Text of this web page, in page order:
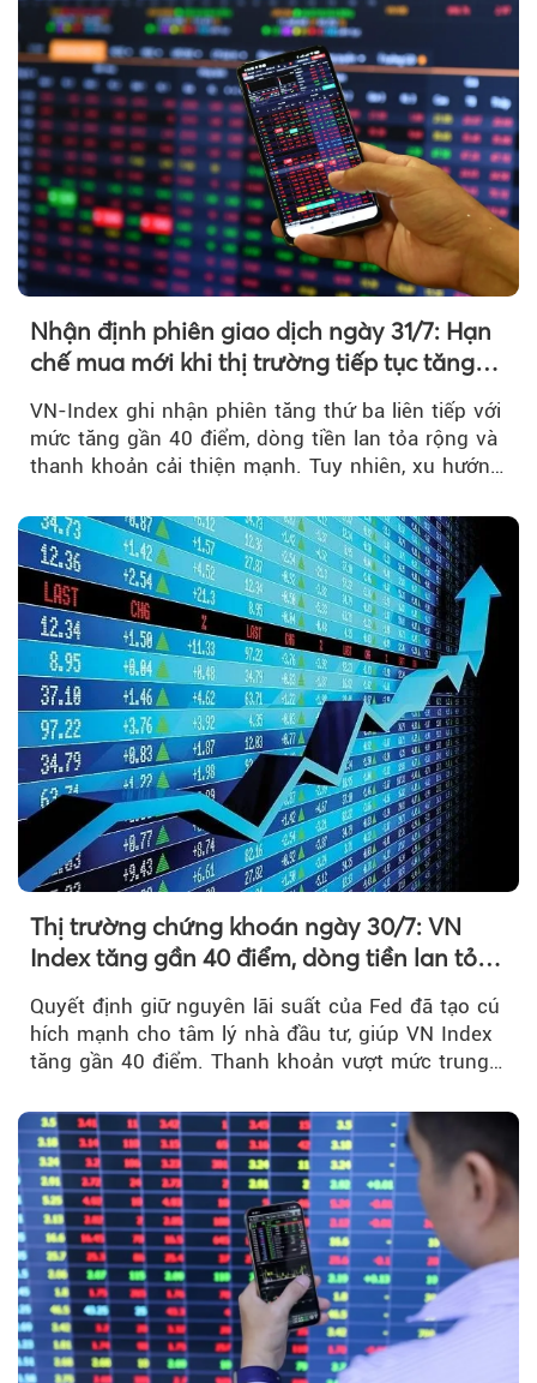
Nhận định phiên giao dịch ngày 31/7: Hạn
chế mua mới khi thị trường tiếp tục tăng
VN-Index ghi nhận phiên tăng thứ ba liên tiếp với
mức tăng gần 40 điểm, dòng tiền lan tỏa rộng và
thanh khoản cải thiện mạnh. Tuy nhiên, xu hướng
Thị trường chứng khoán ngày 30/7: VN
Index tăng gần 40 điểm, dòng tiền lan tỏa
Quyết định giữ nguyên lãi suất của Fed đã tạo cú
hích mạnh cho tâm lý nhà đầu tư, giúp VN Index
tăng gần 40 điểm. Thanh khoản vượt mức trung